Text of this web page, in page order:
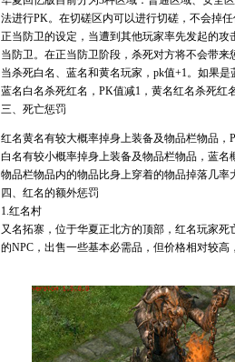
法进行PK。在切磋区内可以进行切磋，不会掉任
正当防卫的设定，当遭到其他玩家率先发起的
当防卫。在正当防卫阶段，杀死对方将不会带来
当杀死白名、蓝名和黄名玩家，pk值+1。如果是
蓝名白名杀死红名，PK值减1，黄名红名杀死红
三、死亡惩罚
红名黄名有较大概率掉身上装备及物品栏物品，
白名有较小概率掉身上装备及物品栏物品，蓝名
物品栏物品内的物品比身上穿着的物品掉落几率
四、红名的额外惩罚
1.红名村
又名拓寨，位于华夏正北方的顶部，红名玩家
的NPC，出售一些基本必需品，但价格相对较高